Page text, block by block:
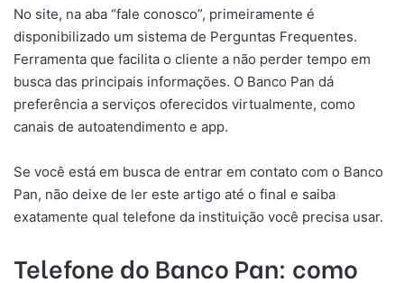
No site, na aba “fale conosco”, primeiramente é
disponibilizado um sistema de Perguntas Frequentes.
Ferramenta que facilita o cliente a não perder tempo em
busca das principais informações. O Banco Pan dá
preferência a serviços oferecidos virtualmente, como
canais de autoatendimento e app.
Se você está em busca de entrar em contato com o Banco
Pan, não deixe de ler este artigo até o final e saiba
exatamente qual telefone da instituição você precisa usar.
Telefone do Banco Pan: como